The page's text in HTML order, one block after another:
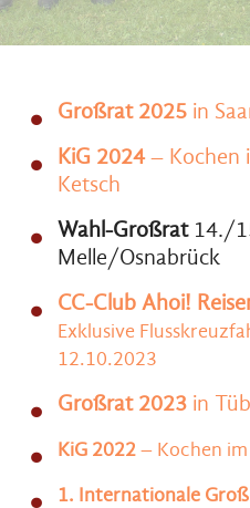
Großrat 2025 in
KiG 2024– Kochen
Ketsch
Wahl-Großrat14./
Melle/Osnabrück
CC-Club Ahoi!
Exklusive
12.10.2023
Großrat 2023 in
KiG 2022– Kochen
1. Internationale